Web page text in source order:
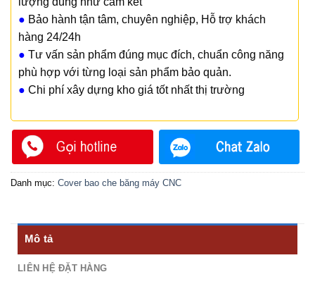
● Bảo hành tận tâm, chuyên nghiệp, Hỗ trợ khách
hàng 24/24h
● Tư vấn sản phẩm đúng mục đích, chuẩn công năng
phù hợp với từng loại sản phẩm bảo quản.
● Chi phí xây dựng kho giá tốt nhất thị trường
Danh mục: Cover bao che băng máy CNC
Mô tả
LIÊN HỆ ĐẶT HÀNG